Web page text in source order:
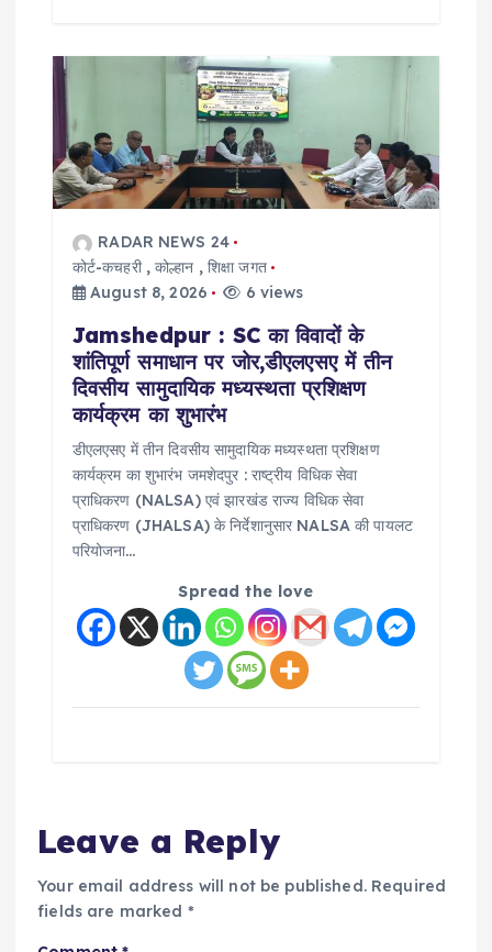
RADAR NEWS 24
कोर्ट-कचहरी,कोल्हान ,शिक्षा जगत
August 8, 2026
6 views
Jamshedpur : SC का विवादों के
शांतिपूर्ण समाधान पर जोर,डीएलएसए में तीन
दिवसीय सामुदायिक मध्यस्थता प्रशिक्षण
कार्यक्रम का शुभारंभ
डीएलएसए में तीन दिवसीय सामुदायिक मध्यस्थता प्रशिक्षण
कार्यक्रम का शुभारंभ जमशेदपुर : राष्ट्रीय विधिक सेवा
प्राधिकरण (NALSA) एवं झारखंड राज्य विधिक सेवा
प्राधिकरण (JHALSA) के निर्देशानुसार NALSA की पायलट
परियोजना…
Spread the love
Leave a Reply
Your email address will not be published. Required
fields are marked *